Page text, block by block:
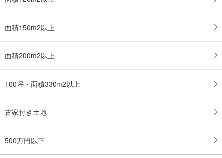
面積150m2以上
面積200m2以上
100坪・面積330m2以上
古家付き土地
500万円以下